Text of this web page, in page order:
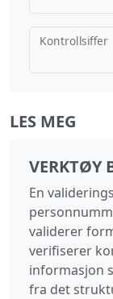
Kontrollsiffer
LES MEG
VERKTØY
En
validerer
verifiserer
informasjon
fra det